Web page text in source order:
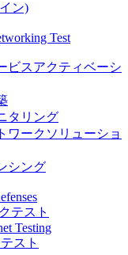
ン)
Test
ビスアクティベーシ
タリング
ワークソリューショ
シング
テスト
Testing
スト